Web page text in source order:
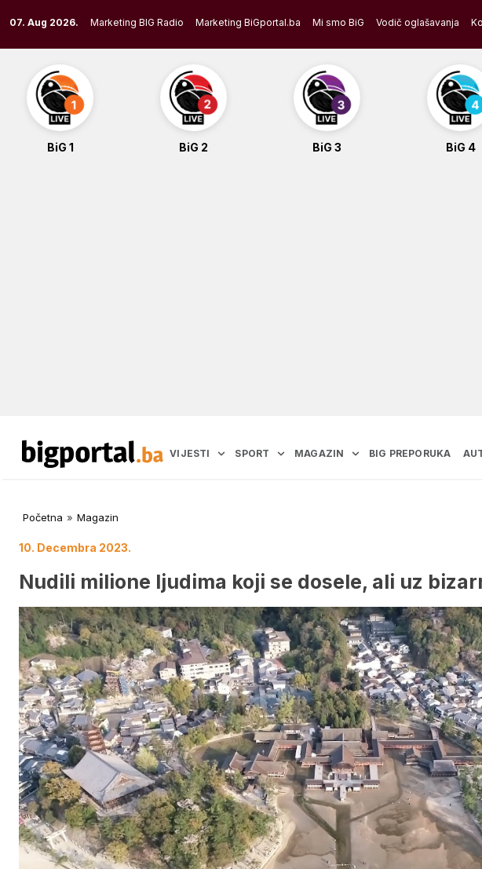
to
content
07. Aug 2026. Marketing BIG Radio Marketing BiGportal.ba Mi smo BiG Vodič oglašavanja
BiG 1 BiG 2 BiG 3 BiG 4
VIJESTI SPORT MAGAZIN BIG PREPORUKA
Početna » Magazin
10. Decembra 2023.
Nudili milione ljudima koji se dosele, ali uz